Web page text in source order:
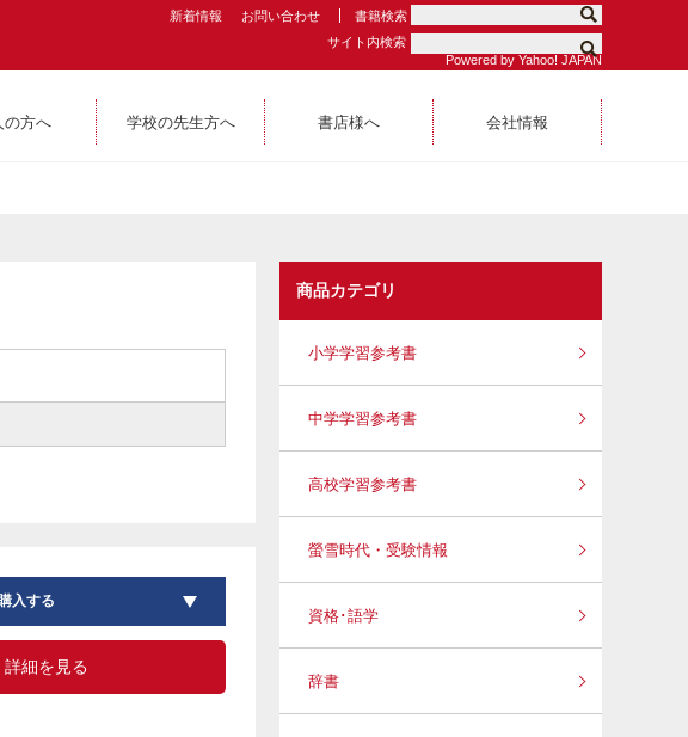
新着情報 お問い合わせ
書籍検索
サイト内検索
Powered by Yahoo! JAPAN
の方へ 学校の先生方へ 書店様へ 会社情報
入する
詳細を見る
商品カテゴリ
小学学習参考書
中学学習参考書
高校学習参考書
螢雪時代・受験情報
資格･語学
辞書